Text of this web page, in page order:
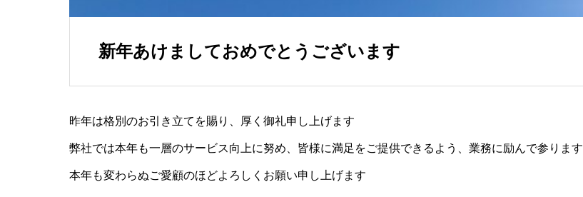
新年あけましておめでとうございます
昨年は格別のお引き立てを賜り、厚く御礼申し上げます
弊社では本年も一層のサービス向上に努め、皆様に満足をご提供できるよう、業務に励んで参ります
本年も変わらぬご愛顧のほどよろしくお願い申し上げます